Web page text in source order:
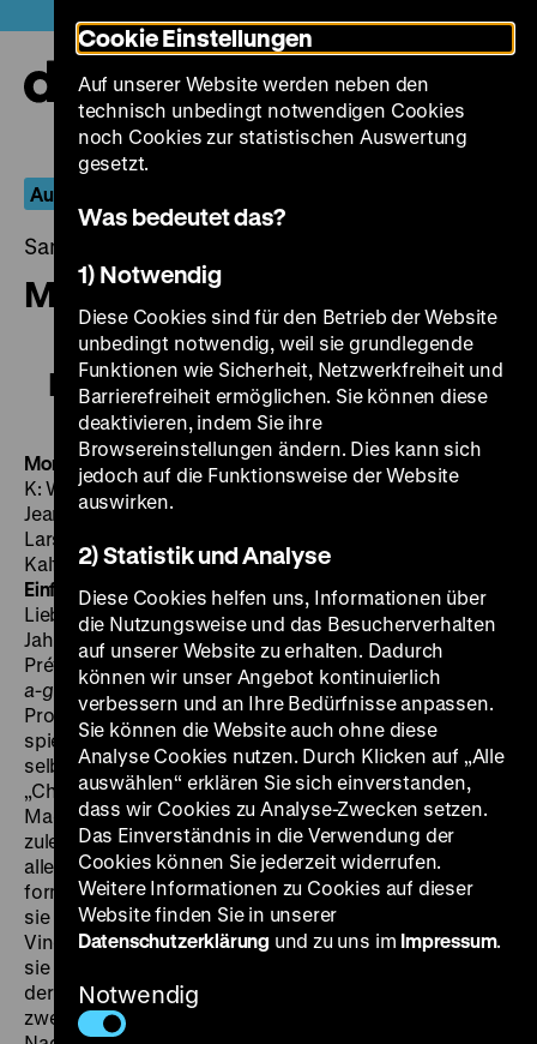
zum
Seiteninhalt
springen
Aufbruch der Autorinnen
Samstag, 07. November 2015, 19.00 - 00.00 Uhr
Mon amour, mon amour
Mon amour, mon amour
Mon amour, mon amourF 1967, R/B: Nadine Trintignant,
K: Willy Kurant, M: Francis Lai, D: Valérie Lagrange,
Jean-Louis Trintignant, Annie Fargue, Anna Katarina
Larson, Michel Piccoli, Bernard Fresson, Jean-Pierre
Kalfon, Marie Trintignant, 85' ·OmU
Einführung: Borjana GakovicEin existentielles
Liebesdrama entfaltet sich in einem bunten 1960er
Jahre-Setting, das LSD, Vietnam-Krieg, Jacques
Préverts Gedichte und an Godard erinnerndegirl-and-
a-gun
-Einlagen zusammenbringt. Die Klamotten der
Protagonistinnen aus der französischen Upper-Class
spielen ihre eigene Rolle im Szenenbild, und ein
selbstgestrickter roter Schal steht für die Liebe zum
„Chinesen“, gemeint ist allerdings ein Anhänger des
Mao-Regimes. Eine äußerst resignierte Agathe – nicht
zuletzt von ihrer besten Freundin im Kummer
alleingelassen – schlendert würdig durch
formalästhetisch stimmige Bilder. Ihre Freiheit ordnet
sie ständig der ihres Freundes, des Architekten
Vincent, unter und auch für die Schwangerschaft fühlt
sie sich allein verantwortlich. Einzig die Unmöglichkeit
der (weiblichen) Artikulation wird in diesem Film
zweifellos artikuliert, alles andere bleibt Andeutung.
Cookie Einstellungen
Auf unserer Website werden neben den
technisch unbedingt notwendigen Cookies
noch Cookies zur statistischen Auswertung
gesetzt.
Was bedeutet das?
1) Notwendig
Diese Cookies sind für den Betrieb der Website
unbedingt notwendig, weil sie grundlegende
Funktionen wie Sicherheit, Netzwerkfreiheit und
Barrierefreiheit ermöglichen. Sie können diese
deaktivieren, indem Sie ihre
Browsereinstellungen ändern. Dies kann sich
jedoch auf die Funktionsweise der Website
auswirken.
2) Statistik und Analyse
Diese Cookies helfen uns, Informationen über
die Nutzungsweise und das Besucherverhalten
auf unserer Website zu erhalten. Dadurch
können wir unser Angebot kontinuierlich
verbessern und an Ihre Bedürfnisse anpassen.
Sie können die Website auch ohne diese
Analyse Cookies nutzen. Durch Klicken auf „Alle
auswählen“ erklären Sie sich einverstanden,
dass wir Cookies zu Analyse-Zwecken setzen.
Das Einverständnis in die Verwendung der
Cookies können Sie jederzeit widerrufen.
Weitere Informationen zu Cookies auf dieser
Website finden Sie in unserer
Datenschutzerklärung und zu uns im Impressum.
Notwendig